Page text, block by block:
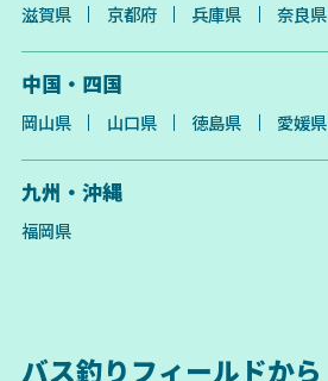
滋賀県 京都府 兵庫県 奈良県
中国・四国
岡山県 山口県 徳島県 愛媛県
九州・沖縄
福岡県
バス釣りフィールドから